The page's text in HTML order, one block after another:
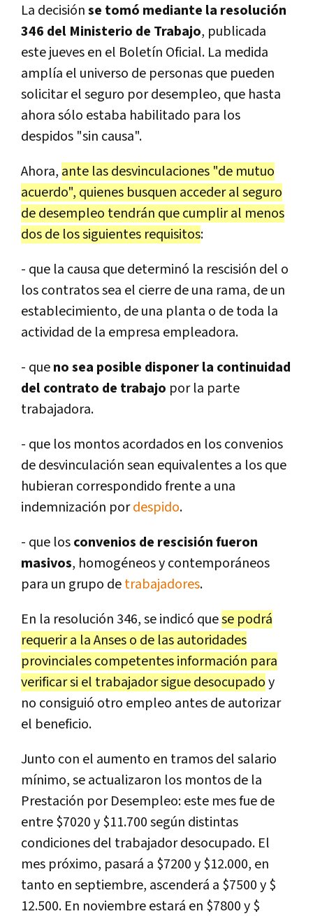
La decisiónse tomó mediante la resolución
346 del Ministerio de Trabajo, publicada
este jueves en el Boletín Oficial. La medida
amplía el universo de personas que pueden
solicitar el seguro por desempleo, que hasta
ahora sólo estaba habilitado para los
despidos "sin causa".
Ahora, ante las desvinculaciones "de mutuo
acuerdo", quienes busquen acceder al seguro
de desempleo tendrán que cumplir al menos
dos de los siguientes requisitos:
- que la causa que determinó la rescisión del o
los contratos sea el cierre de una rama, de un
establecimiento, de una planta o de toda la
actividad de la empresa empleadora.
- queno sea posible disponer la continuidad
del contrato de trabajo por la parte
trabajadora.
- que los montos acordados en los convenios
de desvinculación sean equivalentes a los que
hubieran correspondido frente a una
indemnización pordespido.
- que losconvenios de rescisión fueron
masivos, homogéneos y contemporáneos
para un grupo detrabajadores.
En la resolución 346, se indicó quese podrá
requerir a la Anses o de las autoridades
provinciales competentes información para
verificar si el trabajador sigue desocupadoy
no consiguió otro empleo antes de autorizar
el beneficio.
Junto con el aumento en tramos del salario
mínimo, se actualizaron los montos de la
Prestación por Desempleo: este mes fue de
entre $7020 y $11.700 según distintas
condiciones del trabajador desocupado. El
mes próximo, pasará a $7200 y $12.000, en
tanto en septiembre, ascenderá a $7500 y $
12.500. En noviembre estará en $7800 y $